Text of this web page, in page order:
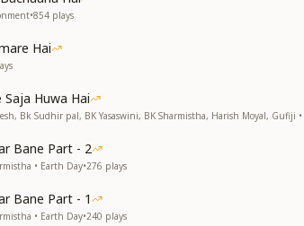
•854 plays
Hai
Saja Huwa Hai
Bk Sudhir pal, BK Yasaswini, BK Sharmistha, Harish Moyal, Gufiji
Bane Part - 2
• Earth Day•276 plays
Bane Part - 1
• Earth Day•240 plays